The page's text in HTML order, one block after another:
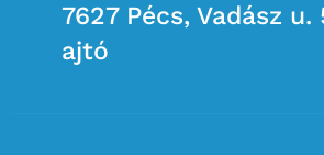
7627 Pécs, Vadász u.
ajtó